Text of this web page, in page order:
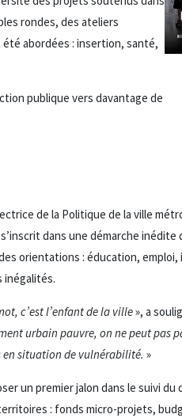
rondes, des ateliers
abordées : insertion, santé,
publique vers davantage de
de la Politique de la ville
dans une démarche
orientations : éducation,
inégalités.
c’est l’enfant de la ville», a
urbain pauvre, on ne peut pas
en situation de vulnérabilité. »
un premier jalon dans le suivi
: fonds micro-projets,